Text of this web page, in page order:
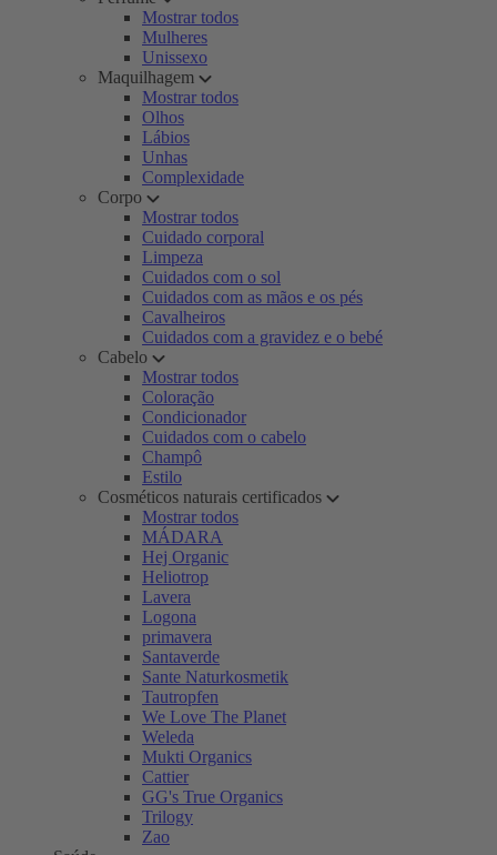
Mostrar todos
Mulheres
Unissexo
Maquilhagem
Mostrar todos
Olhos
Lábios
Unhas
Complexidade
Corpo
Mostrar todos
Cuidado corporal
Limpeza
Cuidados com o sol
Cuidados com as mãos e os pés
Cavalheiros
Cuidados com a gravidez e o bebé
Cabelo
Mostrar todos
Coloração
Condicionador
Cuidados com o cabelo
Champô
Estilo
Cosméticos naturais certificados
Mostrar todos
MÁDARA
Hej Organic
Heliotrop
Lavera
Logona
primavera
Santaverde
Sante Naturkosmetik
Tautropfen
We Love The Planet
Weleda
Mukti Organics
Cattier
GG's True Organics
Trilogy
Zao